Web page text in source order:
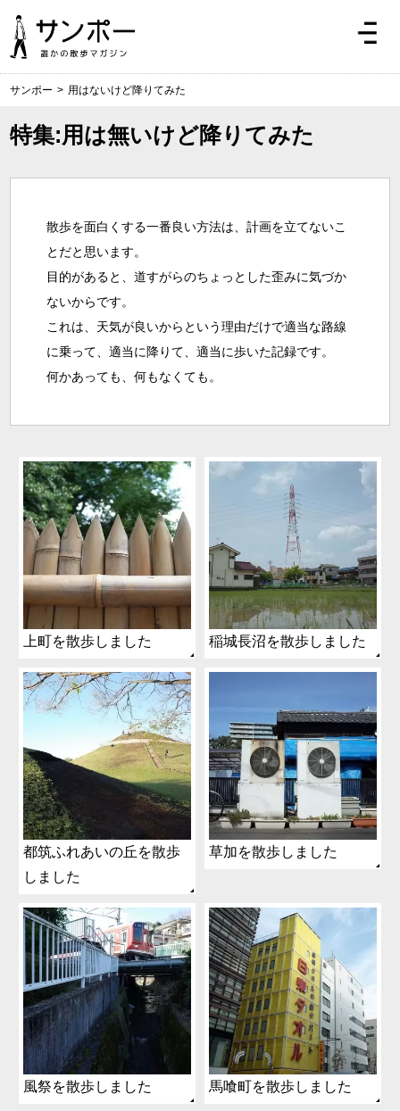
サンポー > 用はないけど降りてみた
特集:用は無いけど降りてみた
散歩を面白くする一番良い方法は、計画を立てないこ
とだと思います。
目的があると、道すがらのちょっとした歪みに気づか
ないからです。
これは、天気が良いからという理由だけで適当な路線
に乗って、適当に降りて、適当に歩いた記録です。
何かあっても、何もなくても。
上町を散歩しました 稲城長沼を散歩しました
都筑ふれあいの丘を散歩
しました
草加を散歩しました
風祭を散歩しました 馬喰町を散歩しました